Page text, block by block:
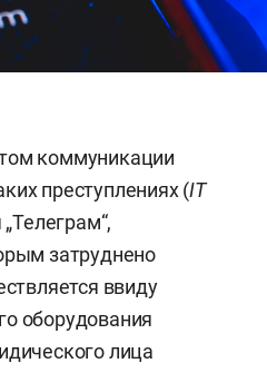
коммуникации
преступлениях (IT
затруднено
ввиду
оборудования
лица